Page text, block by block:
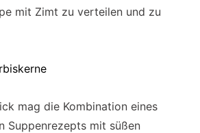
mit Zimt zu verteilen und zu
mag die Kombination eines
Suppenrezepts mit süßen